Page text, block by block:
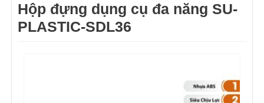
Hộp đựng dụng cụ đa năng SU-
PLASTIC-SDL36